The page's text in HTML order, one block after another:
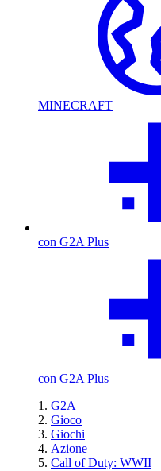
MINECRAFT
con G2A Plus
con G2A Plus
G2A
Gioco
Giochi
Azione
Call of Duty: WWII